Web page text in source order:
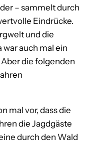
– sammelt durch
Eindrücke.
und die
war auch mal ein
Aber die folgenden
mal vor, dass die
die Jagdgäste
durch den Wald